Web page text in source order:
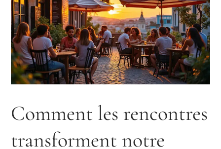
Comment les rencontres
transforment notre